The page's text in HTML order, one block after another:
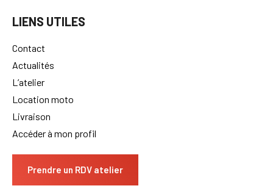
LIENS UTILES
Contact
Actualités
L’atelier
Location moto
Livraison
Accéder à mon profil
Prendre un RDV atelier